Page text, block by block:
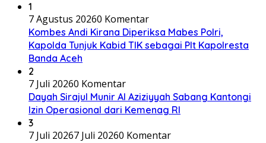
1
7 Agustus 20260 Komentar
Kombes Andi Kirana Diperiksa Mabes Polri,
Kapolda Tunjuk Kabid TIK sebagai Plt Kapolresta
Banda Aceh
2
7 Juli 20260 Komentar
Dayah Sirajul Munir Al Aziziyyah Sabang Kantongi
Izin Operasional dari Kemenag RI
3
7 Juli 20267 Juli 20260 Komentar